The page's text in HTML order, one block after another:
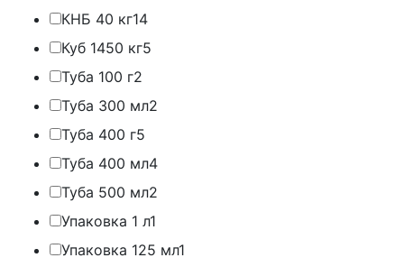
КНБ 40 кг14
Куб 1450 кг5
Туба 100 г2
Туба 300 мл2
Туба 400 г5
Туба 400 мл4
Туба 500 мл2
Упаковка 1 л1
Упаковка 125 мл1